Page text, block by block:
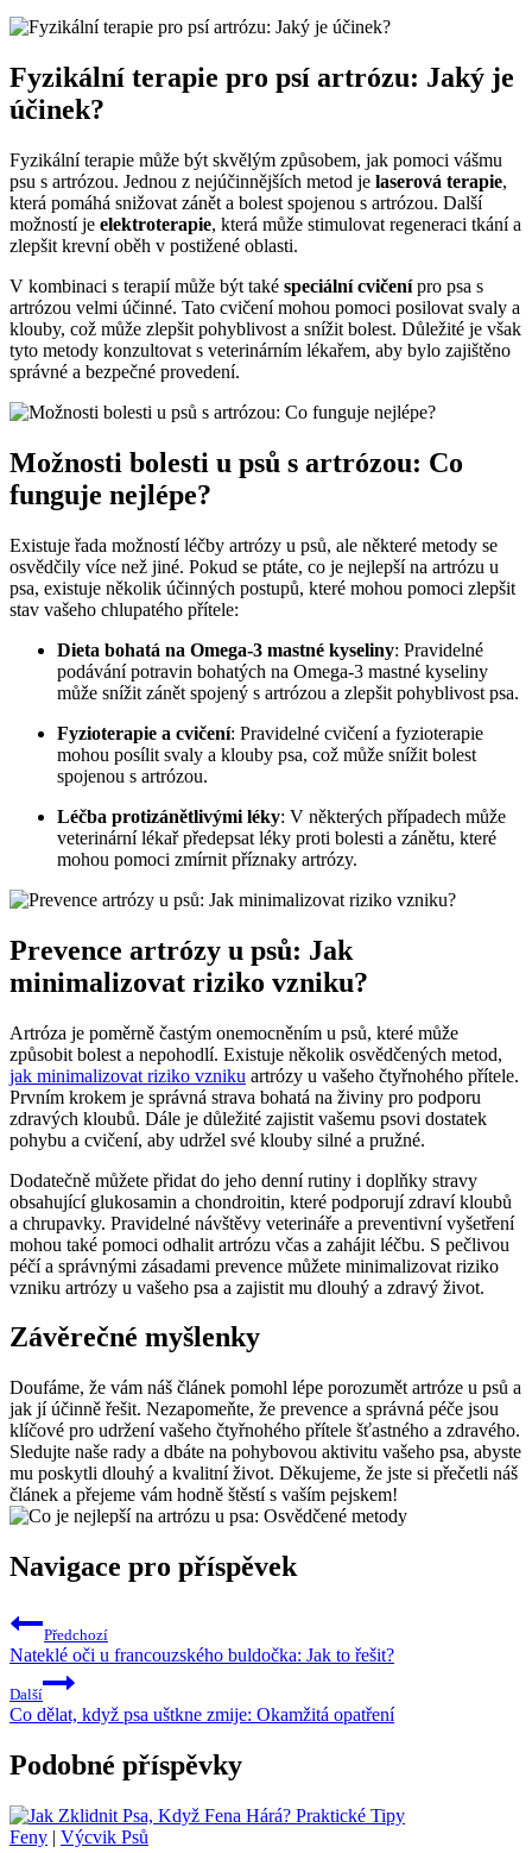
Fyzikální terapie pro psí artrózu: Jaký je
účinek?
Fyzikální terapie může být skvělým způsobem, jak pomoci vášmu
psu s artrózou. Jednou z nejúčinnějších metod je laserová terapie,
která pomáhá snižovat zánět a bolest spojenou s artrózou. Další
možností je elektroterapie, která může stimulovat regeneraci tkání a
zlepšit krevní oběh v postižené oblasti.
V kombinaci s terapií může být také speciální cvičenípro psa s
artrózou velmi účinné. Tato cvičení mohou pomoci posilovat svaly a
klouby, což může zlepšit pohyblivost a snížit bolest. Důležité je však
tyto metody konzultovat s veterinárním lékařem, aby bylo zajištěno
správné a bezpečné provedení.
Možnosti bolesti u psů s artrózou: Co
funguje nejlépe?
Existuje řada možností léčby artrózy u psů, ale některé metody se
osvědčily více než jiné. Pokud se ptáte, co je nejlepší na artrózu u
psa, existuje několik účinných postupů, které mohou pomoci zlepšit
stav vašeho chlupatého přítele:
Dieta bohatá na Omega-3 mastné kyseliny: Pravidelné
podávání potravin bohatých na Omega-3 mastné kyseliny
může snížit zánět spojený s artrózou a zlepšit pohyblivost psa.
Fyzioterapie a cvičení: Pravidelné cvičení a fyzioterapie
mohou posílit svaly a klouby psa, což může snížit bolest
spojenou s artrózou.
Léčba protizánětlivými léky: V některých případech může
veterinární lékař předepsat léky proti bolesti a zánětu, které
mohou pomoci zmírnit příznaky artrózy.
Prevence artrózy u psů: Jak
minimalizovat riziko vzniku?
Artróza je poměrně častým onemocněním u psů, které může
způsobit bolest a nepohodlí. Existuje několik osvědčených metod,
jak minimalizovat riziko vzniku artrózy u vašeho čtyřnohého přítele.
Prvním krokem je správná strava bohatá na živiny pro podporu
zdravých kloubů. Dále je důležité zajistit vašemu psovi dostatek
pohybu a cvičení, aby udržel své klouby silné a pružné.
Dodatečně můžete přidat do jeho denní rutiny i doplňky stravy
obsahující glukosamin a chondroitin, které podporují zdraví kloubů
a chrupavky. Pravidelné návštěvy veterináře a preventivní vyšetření
mohou také pomoci odhalit artrózu včas a zahájit léčbu. S pečlivou
péčí a správnými zásadami prevence můžete minimalizovat riziko
vzniku artrózy u vašeho psa a zajistit mu dlouhý a zdravý život.
Závěrečné myšlenky
Doufáme, že vám náš článek pomohl lépe porozumět artróze u psů a
jak jí účinně řešit. Nezapomeňte, že prevence a správná péče jsou
klíčové pro udržení vašeho čtyřnohého přítele šťastného a zdravého.
Sledujte naše rady a dbáte na pohybovou aktivitu vašeho psa, abyste
mu poskytli dlouhý a kvalitní život. Děkujeme, že jste si přečetli náš
článek a přejeme vám hodně štěstí s vaším pejskem!
Navigace pro příspěvek
Předchozí
Nateklé oči u francouzského buldočka: Jak to řešit?
Další
Co dělat, když psa uštkne zmije: Okamžitá opatření
Podobné příspěvky
Feny | Výcvik Psů